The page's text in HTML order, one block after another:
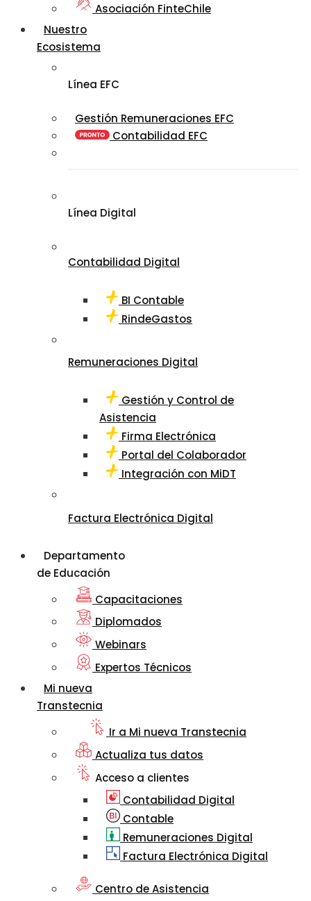
Asociación FinteChile
Nuestro
Ecosistema
Línea EFC
Gestión Remuneraciones EFC
Contabilidad EFC
Línea Digital
Contabilidad Digital
BI Contable
RindeGastos
Remuneraciones Digital
Gestión y Control de
Asistencia
Firma Electrónica
Portal del Colaborador
Integración con MiDT
Factura Electrónica Digital
Departamento
de Educación
Capacitaciones
Diplomados
Webinars
Expertos Técnicos
Mi nueva
Transtecnia
Ir a Mi nueva Transtecnia
Actualiza tus datos
Acceso a clientes
Contabilidad Digital
Contable
Remuneraciones Digital
Factura Electrónica Digital
Centro de Asistencia